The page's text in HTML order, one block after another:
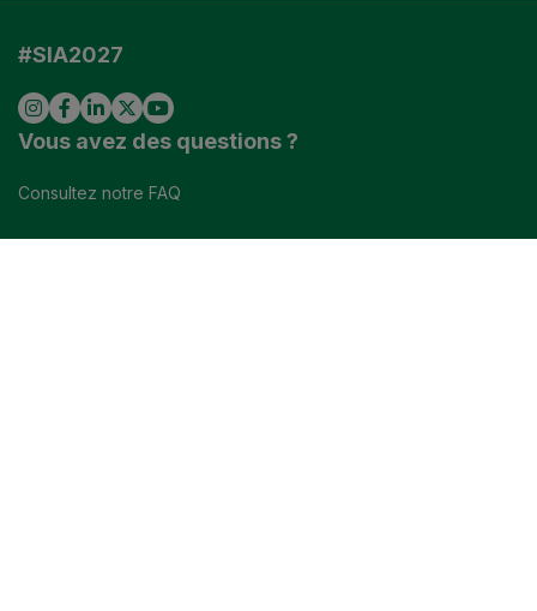
ESPACE EXPOSANTS
#SIA2027
Vous avez des questions ?
Consultez notre FAQ